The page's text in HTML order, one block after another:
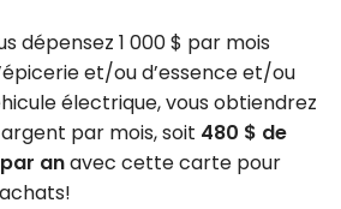
dépensez 1 000 $ par mois
et/ou d’essence et/ou
électrique, vous obtiendrez
par mois, soit 480 $ de
anavec cette carte pour